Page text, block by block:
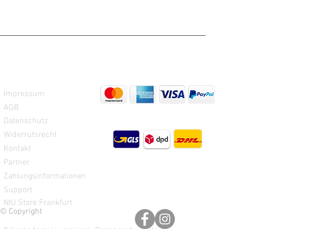
Impressum
AGB
Datenschutz
Widerrufsrecht
Kontakt
Partner
Zahlungsinformationen
Support
NIU Store Frankfurt
© Copyright